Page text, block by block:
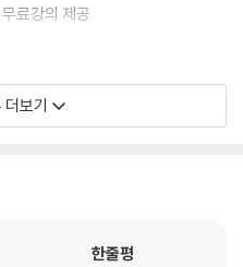
료강의 제공
유형 키워드 정리와 시험 D-1주
의고사 무료 해설 강의를 통해 제
팅: 해품사의 상세한 해설을 바로
더보기
한줄평